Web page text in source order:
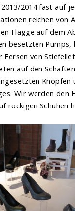
2014 fast auf
reichen von
Flagge auf dem
besetzten Pumps,
Fersen von
auf den
Knöpfen
Wir werden den
rockigen Schuhen